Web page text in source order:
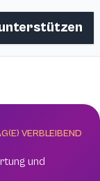
VERBLEIBEND
und